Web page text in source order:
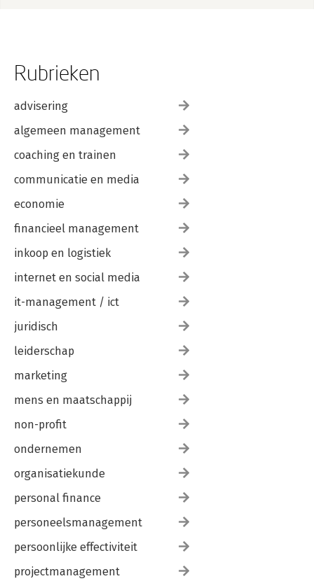
Rubrieken
advisering
algemeen management
coaching en trainen
communicatie en media
economie
financieel management
inkoop en logistiek
internet en social media
it-management / ict
juridisch
leiderschap
marketing
mens en maatschappij
non-profit
ondernemen
organisatiekunde
personal finance
personeelsmanagement
persoonlijke effectiviteit
projectmanagement